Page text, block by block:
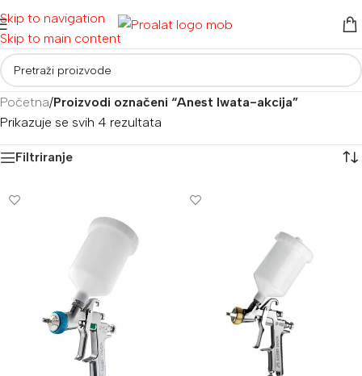
Skip to navigation
Skip to main content
Početna/Proizvodi označeni “Anest Iwata-akcija”
Prikazuje se svih 4 rezultata
Filtriranje